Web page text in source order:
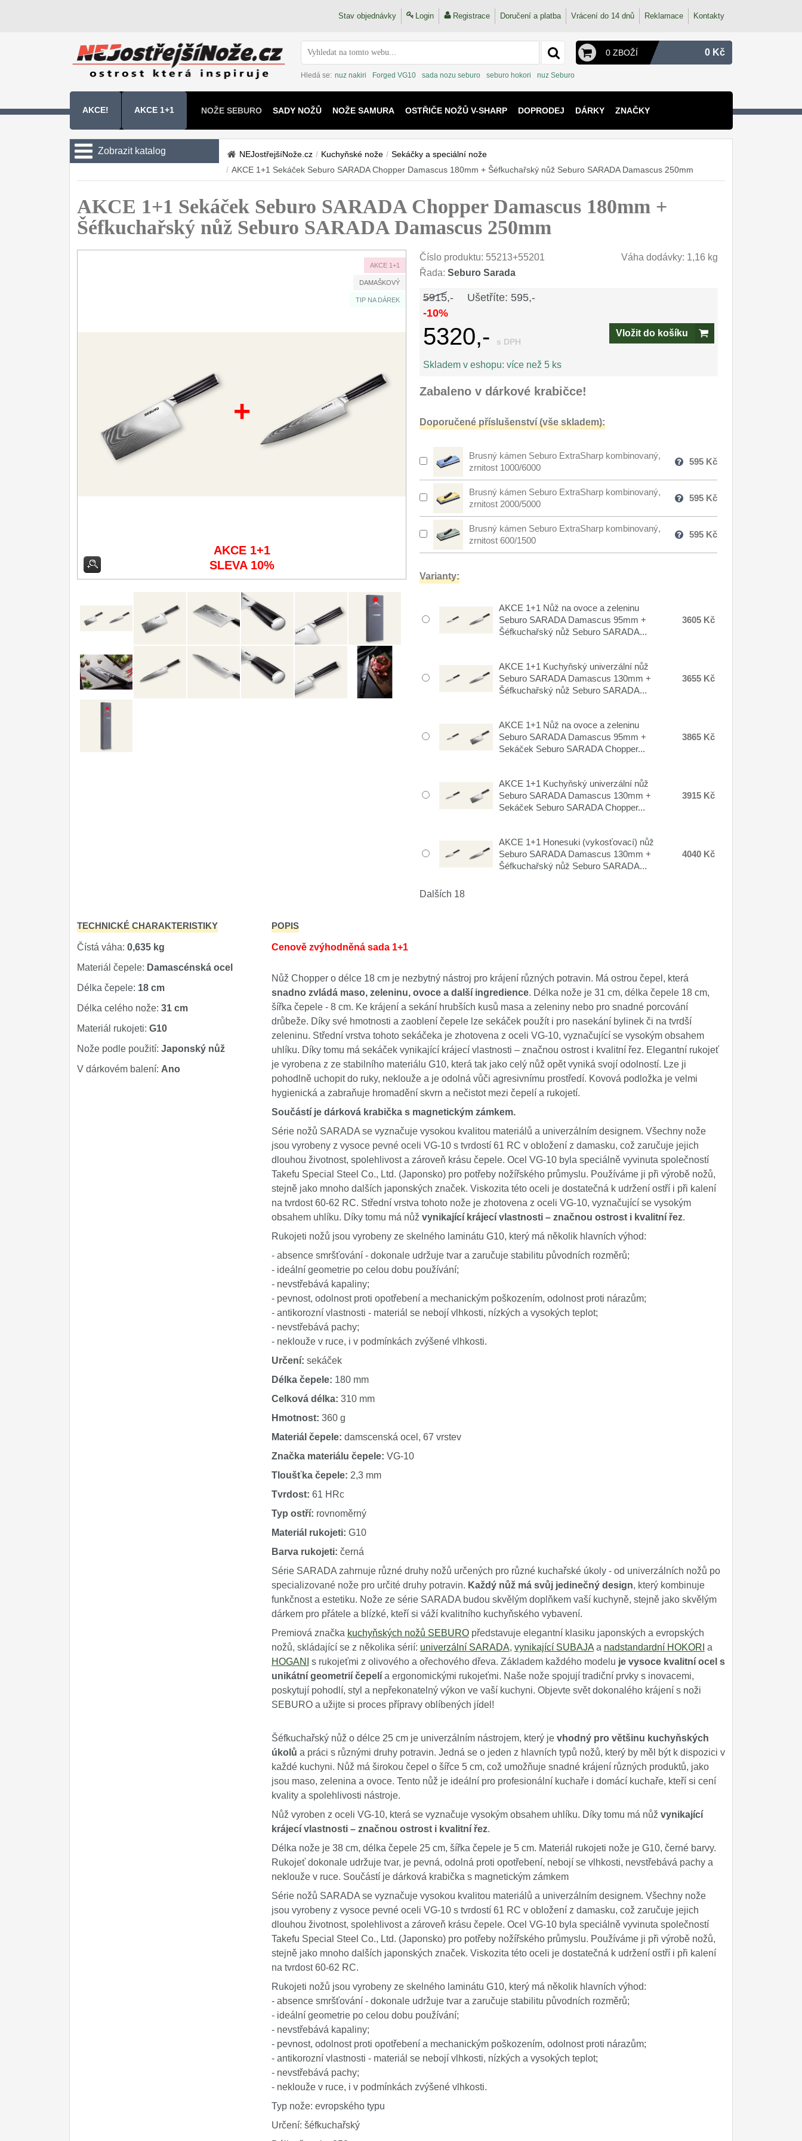
Stav objednávky Login Registrace Doručení a platba Vrácení do 14 dnů Reklamace Kontakty
0 ZBOŽÍ 0 Kč
Hledá se: nuz nakiri Forged VG10 sada nozu seburo seburo hokori nuz Seburo
AKCE! AKCE 1+1 NOŽE SEBURO SADY NOŽŮ NOŽE SAMURA OSTŘIČE NOŽŮ V-SHARP DOPRODEJ DÁRKY ZNAČKY
Zobrazit katalog
Sady kuchyňských nožů 9
Šéfkuchařské nože 30
Univerzální nože 50
Vykosťovací nože 41
Steakové nože 2
Plátkovací nože
Kuchyňské příslušenství
Nože s pevnou čepelí
Speciální nože
Ostření nožů
Nože SEBURO
Nože Tojiro
Ostřiče nožů V-Sharp
NEJostřejšíNože.cz / Kuchyňské nože / Sekáčky a speciální nože
/ AKCE 1+1 Sekáček Seburo SARADA Chopper Damascus 180mm + Šéfkuchařský nůž Seburo SARADA Damascus 250mm
AKCE 1+1 Sekáček Seburo SARADA Chopper Damascus 180mm +
Šéfkuchařský nůž Seburo SARADA Damascus 250mm
AKCE 1+1
DAMAŠKOVÝ
TIP NA DÁREK
+
AKCE 1+1
SLEVA 10%
Číslo produktu: 55213+55201
Váha dodávky: 1,16 kg
Řada: Seburo Sarada
5915,- Ušetříte: 595,-
-10%
5320,- s DPH
Vložit do košíku
Skladem v eshopu: více než 5 ks
Zabaleno v dárkové krabičce!
Doporučené příslušenství (vše skladem):
Brusný kámen Seburo ExtraSharp kombinovaný,
zrnitost 1000/6000
595 Kč
Brusný kámen Seburo ExtraSharp kombinovaný,
zrnitost 2000/5000
595 Kč
Brusný kámen Seburo ExtraSharp kombinovaný,
zrnitost 600/1500
595 Kč
Varianty:
AKCE 1+1 Nůž na ovoce a zeleninu
Seburo SARADA Damascus 95mm +
Šéfkuchařský nůž Seburo SARADA...
3605 Kč
AKCE 1+1 Kuchyňský univerzální nůž
Seburo SARADA Damascus 130mm +
Šéfkuchařský nůž Seburo SARADA...
3655 Kč
AKCE 1+1 Nůž na ovoce a zeleninu
Seburo SARADA Damascus 95mm +
Sekáček Seburo SARADA Chopper...
3865 Kč
AKCE 1+1 Kuchyňský univerzální nůž
Seburo SARADA Damascus 130mm +
Sekáček Seburo SARADA Chopper...
3915 Kč
AKCE 1+1 Honesuki (vykosťovací) nůž
Seburo SARADA Damascus 130mm +
Šéfkuchařský nůž Seburo SARADA...
4040 Kč
Dalších 18
TECHNICKÉ CHARAKTERISTIKY
Čístá váha: 0,635 kg
Materiál čepele: Damascénská ocel
Délka čepele: 18 cm
Délka celého nože: 31 cm
Materiál rukojeti: G10
Nože podle použití: Japonský nůž
V dárkovém balení: Ano
POPIS
Cenově zvýhodněná sada 1+1
Nůž Chopper o délce 18 cm je nezbytný nástroj pro krájení různých potravin. Má ostrou čepel, která
snadno zvládá maso, zeleninu, ovoce a další ingredience. Délka nože je 31 cm, délka čepele 18 cm,
šířka čepele - 8 cm. Ke krájení a sekání hrubších kusů masa a zeleniny nebo pro snadné porcování
drůbeže. Díky své hmotnosti a zaoblení čepele lze sekáček použít i pro nasekání bylinek či na tvrdší
zeleninu. Střední vrstva tohoto sekáčeka je zhotovena z oceli VG-10, vyznačující se vysokým obsahem
uhlíku. Díky tomu má sekáček vynikající krájecí vlastnosti – značnou ostrost i kvalitní řez. Elegantní rukojeť
je vyrobena z ze stabilního materiálu G10, která tak jako celý nůž opět vyniká svojí odolností. Lze ji
pohodlně uchopit do ruky, neklouže a je odolná vůči agresivnímu prostředí. Kovová podložka je velmi
hygienická a zabraňuje hromadění skvrn a nečistot mezi čepelí a rukojetí.
Součástí je dárková krabička s magnetickým zámkem.
Série nožů SARADA se vyznačuje vysokou kvalitou materiálů a univerzálním designem. Všechny nože
jsou vyrobeny z vysoce pevné oceli VG-10 s tvrdostí 61 RC v obložení z damasku, což zaručuje jejich
dlouhou životnost, spolehlivost a zároveň krásu čepele. Ocel VG-10 byla speciálně vyvinuta společností
Takefu Special Steel Co., Ltd. (Japonsko) pro potřeby nožířského průmyslu. Používáme ji při výrobě nožů,
stejně jako mnoho dalších japonských značek. Viskozita této oceli je dostatečná k udržení ostří i při kalení
na tvrdost 60-62 RC. Střední vrstva tohoto nože je zhotovena z oceli VG-10, vyznačující se vysokým
obsahem uhlíku. Díky tomu má nůž vynikající krájecí vlastnosti – značnou ostrost i kvalitní řez.
Rukojeti nožů jsou vyrobeny ze skelného laminátu G10, který má několik hlavních výhod:
- absence smršťování - dokonale udržuje tvar a zaručuje stabilitu původních rozměrů;
- ideální geometrie po celou dobu používání;
- nevstřebává kapaliny;
- pevnost, odolnost proti opotřebení a mechanickým poškozením, odolnost proti nárazům;
- antikorozní vlastnosti - materiál se nebojí vlhkosti, nízkých a vysokých teplot;
- nevstřebává pachy;
- neklouže v ruce, i v podmínkách zvýšené vlhkosti.
Určení: sekáček
Délka čepele: 180 mm
Celková délka: 310 mm
Hmotnost: 360 g
Materiál čepele: damscenská ocel, 67 vrstev
Značka materiálu čepele: VG-10
Tloušťka čepele: 2,3 mm
Tvrdost: 61 HRc
Typ ostří: rovnoměrný
Materiál rukojeti: G10
Barva rukojeti: černá
Série SARADA zahrnuje různé druhy nožů určených pro různé kuchařské úkoly - od univerzálních nožů po
specializované nože pro určité druhy potravin. Každý nůž má svůj jedinečný design, který kombinuje
funkčnost a estetiku. Nože ze série SARADA budou skvělým doplňkem vaší kuchyně, stejně jako skvělým
dárkem pro přátele a blízké, kteří si váží kvalitního kuchyňského vybavení.
Premiová značka kuchyňských nožů SEBUROpředstavuje elegantní klasiku japonských a evropských
nožů, skládající se z několika sérií: univerzální SARADA, vynikající SUBAJAa nadstandardní HOKORI a
HOGANI
s rukojeťmi z olivového a ořechového dřeva. Základem každého modelu je vysoce kvalitní ocel s
unikátní geometrií čepelía ergonomickými rukojeťmi. Naše nože spojují tradiční prvky s inovacemi,
poskytují pohodlí, styl a nepřekonatelný výkon ve vaší kuchyni. Objevte svět dokonalého krájení s noži
SEBURO a užijte si proces přípravy oblíbených jídel!
Šéfkuchařský nůž o délce 25 cm je univerzálním nástrojem, který je vhodný pro většinu kuchyňských
úkolů a práci s různými druhy potravin. Jedná se o jeden z hlavních typů nožů, který by měl být k dispozici v
každé kuchyni. Nůž má širokou čepel o šířce 5 cm, což umožňuje snadné krájení různých produktů, jako
jsou maso, zelenina a ovoce. Tento nůž je ideální pro profesionální kuchaře i domácí kuchaře, kteří si cení
kvality a spolehlivosti nástroje.
Nůž vyroben z oceli VG-10, která se vyznačuje vysokým obsahem uhlíku. Díky tomu má nůž vynikající
krájecí vlastnosti – značnou ostrost i kvalitní řez.
Délka nože je 38 cm, délka čepele 25 cm, šířka čepele je 5 cm. Materiál rukojeti nože je G10, černé barvy.
Rukojeť dokonale udržuje tvar, je pevná, odolná proti opotřebení, nebojí se vlhkosti, nevstřebává pachy a
neklouže v ruce. Součástí je dárková krabička s magnetickým zámkem
Série nožů SARADA se vyznačuje vysokou kvalitou materiálů a univerzálním designem. Všechny nože
jsou vyrobeny z vysoce pevné oceli VG-10 s tvrdostí 61 RC v obložení z damasku, což zaručuje jejich
dlouhou životnost, spolehlivost a zároveň krásu čepele. Ocel VG-10 byla speciálně vyvinuta společností
Takefu Special Steel Co., Ltd. (Japonsko) pro potřeby nožířského průmyslu. Používáme ji při výrobě nožů,
stejně jako mnoho dalších japonských značek. Viskozita této oceli je dostatečná k udržení ostří i při kalení
na tvrdost 60-62 RC.
Rukojeti nožů jsou vyrobeny ze skelného laminátu G10, který má několik hlavních výhod:
- absence smršťování - dokonale udržuje tvar a zaručuje stabilitu původních rozměrů;
- ideální geometrie po celou dobu používání;
- nevstřebává kapaliny;
- pevnost, odolnost proti opotřebení a mechanickým poškozením, odolnost proti nárazům;
- antikorozní vlastnosti - materiál se nebojí vlhkosti, nízkých a vysokých teplot;
- nevstřebává pachy;
- neklouže v ruce, i v podmínkách zvýšené vlhkosti.
Typ nože: evropského typu
Určení: šéfkuchařský